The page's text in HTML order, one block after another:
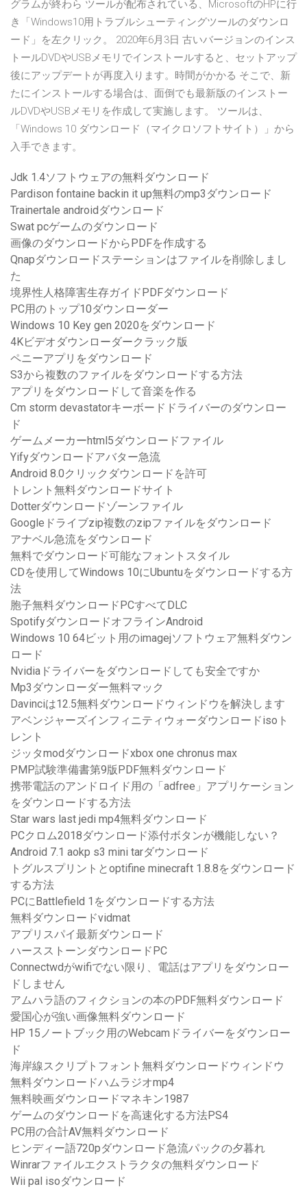
グラムが終わら ツールが配布されている、MicrosoftのHPに行
き「Windows10用トラブルシューティングツールのダウンロ
ード」を左クリック。 2020年6月3日 古いバージョンのインス
トールDVDやUSBメモリでインストールすると、セットアップ
後にアップデートが再度入ります。時間がかかる そこで、新
たにインストールする場合は、面倒でも最新版のインストー
ルDVDやUSBメモリを作成して実施します。 ツールは、
「Windows 10 ダウンロード（マイクロソフトサイト）」から
入手できます。
Jdk 1.4ソフトウェアの無料ダウンロード
Pardison fontaine backin it up無料のmp3ダウンロード
Trainertale androidダウンロード
Swat pcゲームのダウンロード
画像のダウンロードからPDFを作成する
Qnapダウンロードステーションはファイルを削除しまし
た
境界性人格障害生存ガイドPDFダウンロード
PC用のトップ10ダウンローダー
Windows 10 Key gen 2020をダウンロード
4Kビデオダウンローダークラック版
ペニーアプリをダウンロード
S3から複数のファイルをダウンロードする方法
アプリをダウンロードして音楽を作る
Cm storm devastatorキーボードドライバーのダウンロー
ド
ゲームメーカーhtml5ダウンロードファイル
Yifyダウンロードアバター急流
Android 8.0クリックダウンロードを許可
トレント無料ダウンロードサイト
Dotterダウンロードゾーンファイル
Googleドライブzip複数のzipファイルをダウンロード
アナベル急流をダウンロード
無料でダウンロード可能なフォントスタイル
CDを使用してWindows 10にUbuntuをダウンロードする方
法
胞子無料ダウンロードPCすべてDLC
SpotifyダウンロードオフラインAndroid
Windows 10 64ビット用のimagejソフトウェア無料ダウン
ロード
Nvidiaドライバーをダウンロードしても安全ですか
Mp3ダウンローダー無料マック
Davinciは12.5無料ダウンロードウィンドウを解決します
アベンジャーズインフィニティウォーダウンロードisoト
レント
ジッタmodダウンロードxbox one chronus max
PMP試験準備書第9版PDF無料ダウンロード
携帯電話のアンドロイド用の「adfree」アプリケーション
をダウンロードする方法
Star wars last jedi mp4無料ダウンロード
PCクロム2018ダウンロード添付ボタンが機能しない？
Android 7.1 aokp s3 mini tarダウンロード
トグルスプリントとoptifine minecraft 1.8.8をダウンロード
する方法
PCにBattlefield 1をダウンロードする方法
無料ダウンロードvidmat
アプリスパイ最新ダウンロード
ハースストーンダウンロードPC
Connectwdがwifiでない限り、電話はアプリをダウンロー
ドしません
アムハラ語のフィクションの本のPDF無料ダウンロード
愛国心が強い画像無料ダウンロード
HP 15ノートブック用のWebcamドライバーをダウンロー
ド
海岸線スクリプトフォント無料ダウンロードウィンドウ
無料ダウンロードハムラジオmp4
無料映画ダウンロードマネキン1987
ゲームのダウンロードを高速化する方法PS4
PC用の合計AV無料ダウンロード
ヒンディー語720pダウンロード急流パックの夕暮れ
Winrarファイルエクストラクタの無料ダウンロード
Wii pal isoダウンロード